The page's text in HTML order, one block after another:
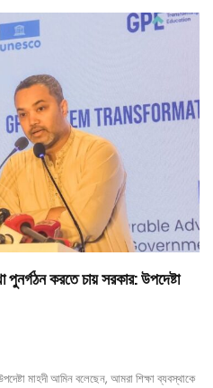
করতে চায় সরকার: উপদেষ্টা
মাহদী আমিন বলেছেন, আমরা শিক্ষা ব্যবস্থাকে